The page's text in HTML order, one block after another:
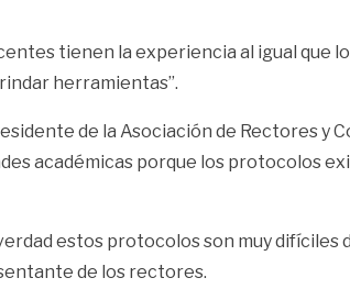
tienen la experiencia al igual que
herramientas”.
de la Asociación de Rectores y
académicas porque los protocolos
estos protocolos son muy difíciles
de los rectores.